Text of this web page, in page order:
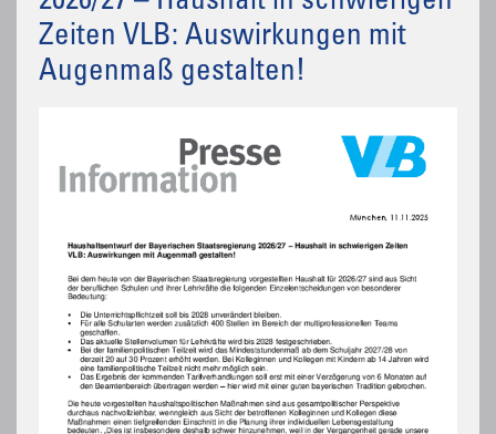
Zeiten VLB: Auswirkungen mit
Augenmaß gestalten!